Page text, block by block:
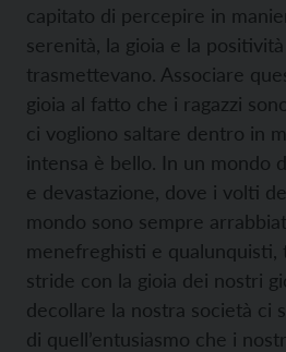
capitato di percepire in
serenità, la gioia e la
trasmettevano. Associare
gioia al fatto che i ragazzi
ci vogliono saltare dentro in
intensa è bello. In un mondo
e devastazione, dove i volti
mondo sono sempre
menefreghisti e qualunquisti,
stride con la gioia dei nostri
decollare la nostra società ci
di quell’entusiasmo che i